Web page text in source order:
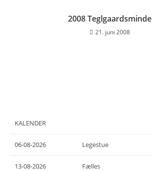
2008 Teglgaardsminde
21. juni 2008
KALENDER
06-08-2026 Legestue
13-08-2026 Fælles